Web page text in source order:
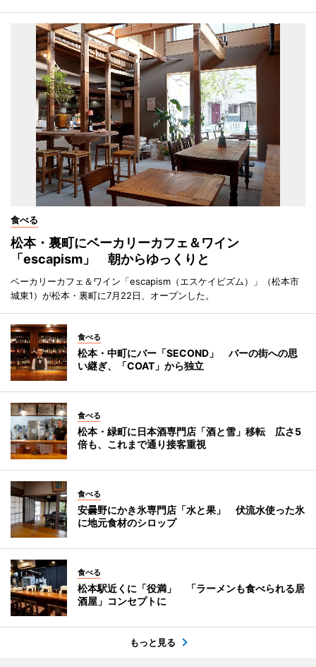
食べる
松本・裏町にベーカリーカフェ＆ワイン
「escapism」 朝からゆっくりと
ベーカリーカフェ＆ワイン「escapism（エスケイピズム）」（松本市
城東1）が松本・裏町に7月22日、オープンした。
食べる
松本・中町にバー「SECOND」 バーの街への思
い継ぎ、「COAT」から独立
食べる
松本・緑町に日本酒専門店「酒と雪」移転 広さ5
倍も、これまで通り接客重視
食べる
安曇野にかき氷専門店「水と果」 伏流水使った氷
に地元食材のシロップ
食べる
松本駅近くに「役満」 「ラーメンも食べられる居
酒屋」コンセプトに
もっと見る